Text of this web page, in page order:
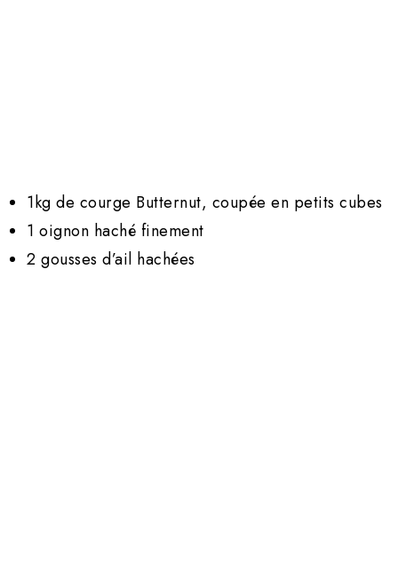
1kg de courge Butternut, coupée en petits cubes
1 oignon haché finement
2 gousses d’ail hachées